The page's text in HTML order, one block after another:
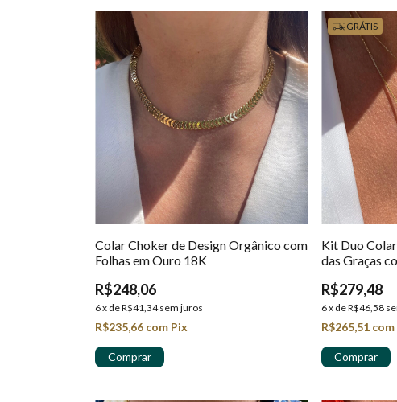
Colar Choker de Design Orgânico com
Folhas em Ouro 18K
R$248,06
6x deR$41,34 sem juros
R$235,66 com Pix
GRÁTIS
Kit Duo
das Graças
R$279,48
6x deR$46,58
R$265,51 com